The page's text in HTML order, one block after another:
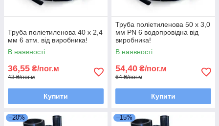
Труба поліетиленова 40 х 2,4
мм 6 атм. від виробника!
В наявності
36,55 ₴/пог.м
43 ₴/пог.м
Купити
Труба поліетиленова 50 х 3,0
мм PN 6 водопровідна від
виробника!
В наявності
54,40 ₴/пог.м
64 ₴/пог.м
Купити
–20% –15%